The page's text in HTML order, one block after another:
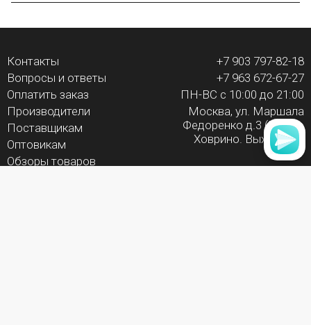
Контакты
Вопросы и ответы
Оплатить заказ
Производители
Поставщикам
Оптовикам
Обзоры товаров
+7 903 797-82-18
+7 963 672-67-27
ПН-ВС с 10:00 до 21:00
Москва, ул. Маршала
Федоренко д.3 (Метро
Ховрино. Выход №1)